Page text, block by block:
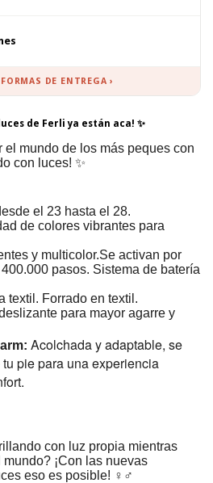
DE ENTREGA ›
de Ferli ya están aca! ✨
el mundo de los más peques con
con luces! ✨
el 23 hasta el 28.
de colores vibrantes para
y multicolor.Se activan por
pasos. Sistema de batería
textil. Forrado en textil.
para mayor agarre y
Acolchada y adaptable, se
pie para una experiencia
con luz propia mientras
¡Con las nuevas
eso es posible! ‍♀️‍♂️